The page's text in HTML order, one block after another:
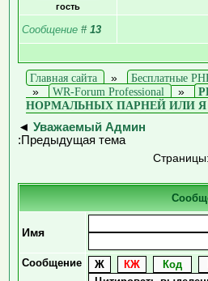
гость
Сообщение # 13
Главная сайта »
Бесплатные
»
WR-Forum Professional »
НОРМАЛЬНЫХ ПАРНЕЙ ИЛИ Я
◄ Уважаемый Админ
:Предыдущая тема
Имя
Сообщение